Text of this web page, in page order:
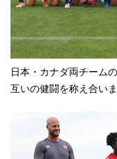
日本・カナダ両チーム
互いの健闘を称え合いま